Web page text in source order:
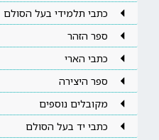
כתבי תלמידי בעל הסולם
ספר הזהר
כתבי הארי
ספר היצירה
מקובלים נוספים
כתבי יד בעל הסולם